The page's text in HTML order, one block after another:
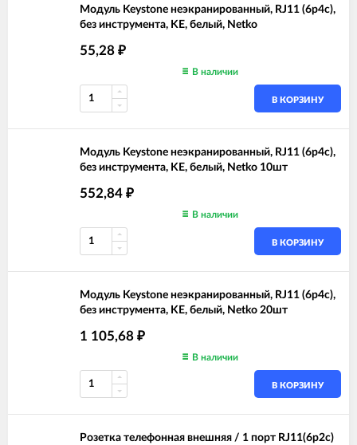
Модуль Keystone неэкранированный, RJ11 (6p4c),
без инструмента, KE, белый, Netko
55,28 ₽
В наличии
В КОРЗИНУ
Модуль Keystone неэкранированный, RJ11 (6p4c),
без инструмента, KE, белый, Netko 10шт
552,84 ₽
В наличии
В КОРЗИНУ
Модуль Keystone неэкранированный, RJ11 (6p4c),
без инструмента, KE, белый, Netko 20шт
1 105,68 ₽
В наличии
В КОРЗИНУ
Розетка телефонная внешняя / 1 порт RJ11(6p2c)